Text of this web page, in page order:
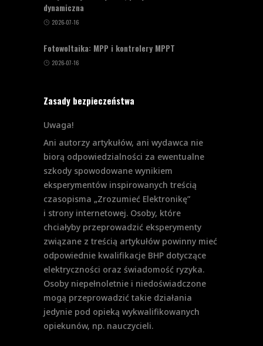
dynamiczna
2026-07-16
Fotowoltaika: MPP i kontrolery MPPT
2026-07-16
Zasady bezpieczeństwa
Uwaga!
Ani autorzy artykułów, ani wydawca nie
biorą odpowiedzialności za ewentualne
szkody spowodowane wynikiem
eksperymentów inspirowanych treścią
czasopisma „Zrozumieć Elektronikę”
i strony internetowej. Osoby, które
chciałyby przeprowadzić eksperymenty
związane z treścią artykułów powinny mieć
odpowiednie kwalifikacje BHP dotyczące
elektryczności oraz świadomość ryzyka.
Osoby niepełnoletnie i niedoświadczone
mogą przeprowadzić takie działania
jedynie pod opieką wykwalifikowanych
opiekunów, np. nauczycieli.